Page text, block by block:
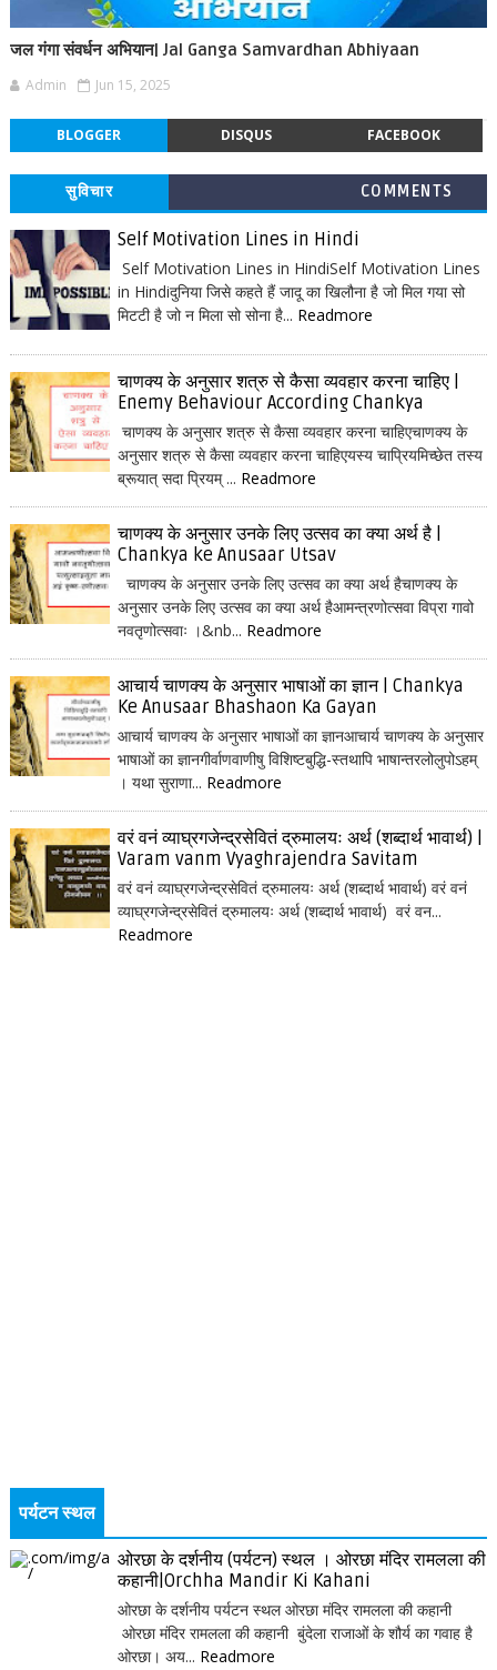
जल गंगा संवर्धन अभियान| Jal Ganga Samvardhan Abhiyaan
Admin Jun 15, 2025
BLOGGER DISQUS FACEBOOK
सुविचार COMMENTS
Self Motivation Lines in Hindi
Self Motivation Lines in HindiSelf Motivation Lines
in Hindiदुनिया जिसे कहते हैं जादू का खिलौना है जो मिल गया सो
मिटटी है जो न मिला सो सोना है... Readmore
चाणक्य के अनुसार शत्रु से कैसा व्यवहार करना चाहिए |
Enemy Behaviour According Chankya
चाणक्य के अनुसार शत्रु से कैसा व्यवहार करना चाहिएचाणक्य के
अनुसार शत्रु से कैसा व्यवहार करना चाहिएयस्य चाप्रियमिच्छेत तस्य
ब्रूयात् सदा प्रियम् ... Readmore
चाणक्य के अनुसार उनके लिए उत्सव का क्या अर्थ है |
Chankya ke Anusaar Utsav
चाणक्य के अनुसार उनके लिए उत्सव का क्या अर्थ हैचाणक्य के
अनुसार उनके लिए उत्सव का क्या अर्थ हैआमन्त्रणोत्सवा विप्रा गावो
नवतृणोत्सवाः ।&nb... Readmore
आचार्य चाणक्य के अनुसार भाषाओं का ज्ञान | Chankya
Ke Anusaar Bhashaon Ka Gayan
आचार्य चाणक्य के अनुसार भाषाओं का ज्ञानआचार्य चाणक्य के अनुसार
भाषाओं का ज्ञानगीर्वाणवाणीषु विशिष्टबुद्धि-स्तथापि भाषान्तरलोलुपोऽहम्
। यथा सुराणा... Readmore
वरं वनं व्याघ्रगजेन्द्रसेवितं द्रुमालयः अर्थ (शब्दार्थ भावार्थ) |
Varam vanm Vyaghrajendra Savitam
वरं वनं व्याघ्रगजेन्द्रसेवितं द्रुमालयः अर्थ (शब्दार्थ भावार्थ) वरं वनं
व्याघ्रगजेन्द्रसेवितं द्रुमालयः अर्थ (शब्दार्थ भावार्थ) वरं वन...
Readmore
पर्यटन स्थल
ओरछा के दर्शनीय (पर्यटन) स्थल । ओरछा मंदिर रामलला की
कहानी|Orchha Mandir Ki Kahani
ओरछा के दर्शनीय पर्यटन स्थल ओरछा मंदिर रामलला की कहानी
ओरछा मंदिर रामलला की कहानी बुंदेला राजाओं के शौर्य का गवाह है
ओरछा। अय... Readmore